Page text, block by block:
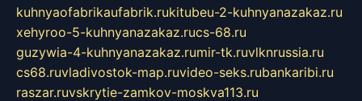
kuhnyaofabrikaufabrik.rukitubeu-2-kuhnyanazakaz.ru
xehyroo-5-kuhnyanazakaz.rucs-68.ru
guzywia-4-kuhnyanazakaz.rumir-tk.ruvlknrussia.ru
cs68.ruvladivostok-map.ruvideo-seks.rubankaribi.ru
raszar.ruvskrytie-zamkov-moskva113.ru